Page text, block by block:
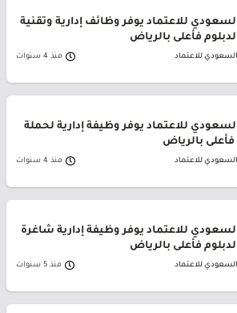
للاعتماد يوفر وظائف إدارية وتقنية
فأعلى بالرياض
السعودي للاعتماد منذ 4 سنوات
للاعتماد يوفر وظيفة إدارية لحملة
فأعلى بالرياض
السعودي للاعتماد منذ 4 سنوات
للاعتماد يوفر وظيفة إدارية شاغرة
فأعلى بالرياض
السعودي للاعتماد منذ 5 سنوات